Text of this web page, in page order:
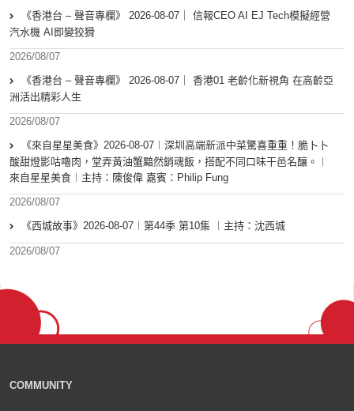
《香港台 – 聲音專欄》 2026-08-07｜ 信報CEO AI EJ Tech模擬經營
汽水機 AI即變狡猾
2026/08/07
《香港台 – 聲音專欄》 2026-08-07｜ 香港01 老齡化新視角 在高齡亞
洲活出精彩人生
2026/08/07
《來自星星美食》2026-08-07︱深圳高端新派中菜驚喜重重！脆卜卜
酸甜燈影咕嚕肉，堂弄黃油蟹黯然銷魂飯，搭配不同口味干邑名釀。︱
來自星星美食︱主持：陳俊偉 嘉賓：Philip Fung
2026/08/07
《西城故事》2026-08-07︱第44季 第10集 ︱主持：沈西城
2026/08/07
COMMUNITY